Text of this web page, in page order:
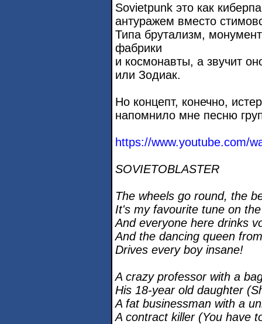
Sovietpunk это как
антуражем вместо
Типа брутализм,
фабрики
и космонавты, а звучит
или Зодиак.
Но концепт, конечно,
напомнило мне песню
https://www.youtube.com/
SOVIETOBLASTER
The wheels go round, the
It's my favourite tune on
And everyone here drinks
And the dancing queen
Drives every boy insane!
A crazy professor with a
His 18-year old daughter
A fat businessman with a
A contract killer (You have